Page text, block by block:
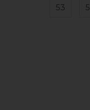
53